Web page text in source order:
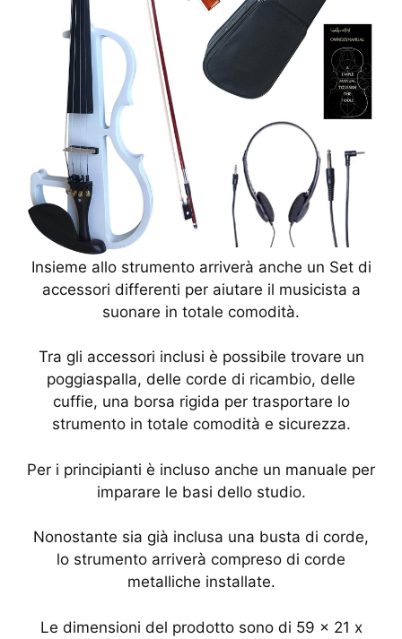
Insieme allo strumento arriverà anche un Set di
accessori differenti per aiutare il musicista a
suonare in totale comodità.
Tra gli accessori inclusi è possibile trovare un
poggiaspalla, delle corde di ricambio, delle
cuffie, una borsa rigida per trasportare lo
strumento in totale comodità e sicurezza.
Per i principianti è incluso anche un manuale per
imparare le basi dello studio.
Nonostante sia già inclusa una busta di corde,
lo strumento arriverà compreso di corde
metalliche installate.
Le dimensioni del prodotto sono di 59 x 21 x